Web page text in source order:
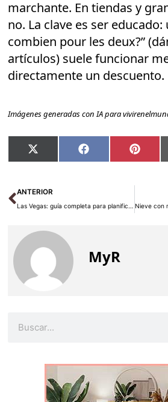
marchante. En tiendas y
no. La clave es ser educado:
combien pour les deux?”
artículos) suele funcionar
directamente un descuento.
Imágenes generadas con IA para
Compartir
en
X
(Twitter)
Compartir
en
Facebook
en
Ant
ANTERIOR
Las Vegas: guía completa para planificar tu viaje 2026
MyR